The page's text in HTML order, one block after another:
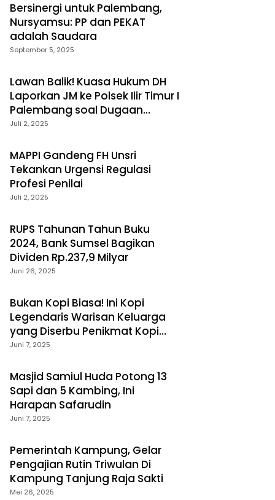
Bersinergi untuk Palembang,
Nursyamsu: PP dan PEKAT
adalah Saudara
September 5, 2025
Lawan Balik! Kuasa Hukum DH
Laporkan JM ke Polsek Ilir Timur I
Palembang soal Dugaan
Laporan Palsu
Juli 2, 2025
MAPPI Gandeng FH Unsri
Tekankan Urgensi Regulasi
Profesi Penilai
Juli 2, 2025
RUPS Tahunan Tahun Buku
2024, Bank Sumsel Bagikan
Dividen Rp.237,9 Milyar
Juni 26, 2025
Bukan Kopi Biasa! Ini Kopi
Legendaris Warisan Keluarga
yang Diserbu Penikmat Kopi
Palembang
Juni 7, 2025
Masjid Samiul Huda Potong 13
Sapi dan 5 Kambing, Ini
Harapan Safarudin
Juni 7, 2025
Pemerintah Kampung, Gelar
Pengajian Rutin Triwulan Di
Kampung Tanjung Raja Sakti
Mei 26, 2025